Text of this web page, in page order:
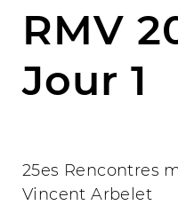
RMV
Jour 1
25es Rencontres
Vincent Arbelet